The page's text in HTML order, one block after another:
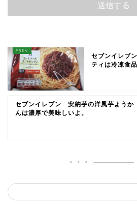
セブンイレブ
ティは冷凍食
セブンイレブン 安納芋の洋風芋ようか
んは濃厚で美味しいよ。